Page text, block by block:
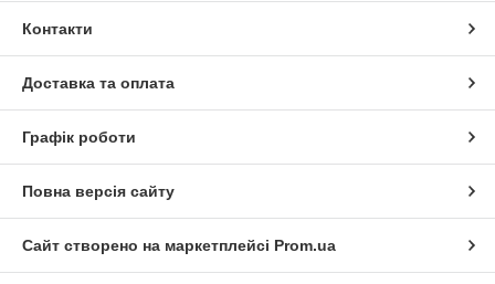
Контакти
Доставка та оплата
Графік роботи
Повна версія сайту
Сайт створено на маркетплейсі Prom.ua